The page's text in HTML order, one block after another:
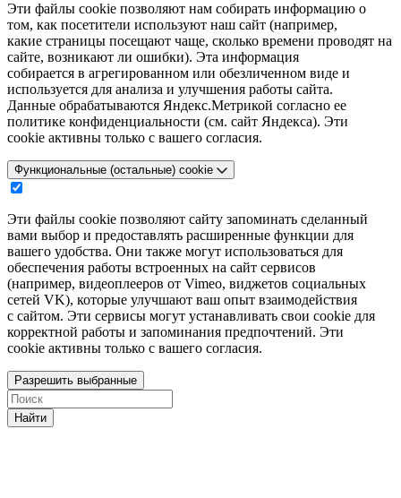
Эти файлы cookie позволяют нам собирать информацию о
том, как посетители используют наш сайт (например,
какие страницы посещают чаще, сколько времени проводят на
сайте, возникают ли ошибки). Эта информация
собирается в агрегированном или обезличенном виде и
используется для анализа и улучшения работы сайта.
Данные обрабатываются Яндекс.Метрикой согласно ее
политике конфиденциальности (см. сайт Яндекса). Эти
cookie активны только с вашего согласия.
Функциональные (остальные) cookie
Эти файлы cookie позволяют сайту запоминать сделанный
вами выбор и предоставлять расширенные функции для
вашего удобства. Они также могут использоваться для
обеспечения работы встроенных на сайт сервисов
(например, видеоплееров от Vimeo, виджетов социальных
сетей VK), которые улучшают ваш опыт взаимодействия
с сайтом. Эти сервисы могут устанавливать свои cookie для
корректной работы и запоминания предпочтений. Эти
cookie активны только с вашего согласия.
Разрешить выбранные
Найти